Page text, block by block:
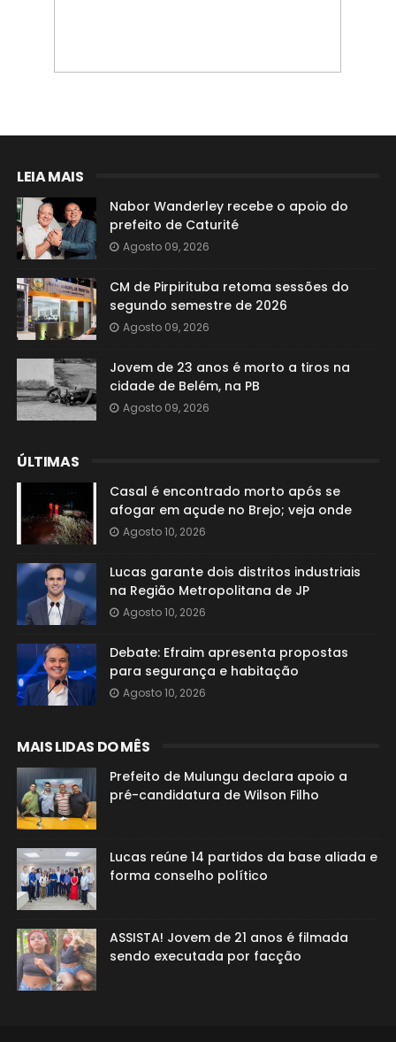
LEIA MAIS
Nabor Wanderley recebe o apoio do
prefeito de Caturité
Agosto 09, 2026
CM de Pirpirituba retoma sessões do
segundo semestre de 2026
Agosto 09, 2026
Jovem de 23 anos é morto a tiros na
cidade de Belém, na PB
Agosto 09, 2026
ÚLTIMAS
Casal é encontrado morto após se
afogar em açude no Brejo; veja onde
Agosto 10, 2026
Lucas garante dois distritos industriais
na Região Metropolitana de JP
Agosto 10, 2026
Debate: Efraim apresenta propostas
para segurança e habitação
Agosto 10, 2026
MAIS LIDAS DO MÊS
Prefeito de Mulungu declara apoio a
pré-candidatura de Wilson Filho
Lucas reúne 14 partidos da base aliada e
forma conselho político
ASSISTA! Jovem de 21 anos é filmada
sendo executada por facção